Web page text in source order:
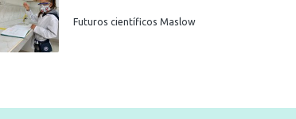
Futuros científicos Maslow